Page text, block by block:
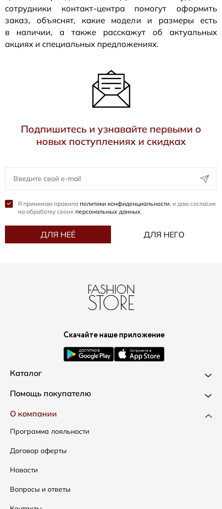
сотрудники контакт-центра помогут оформить
заказ, объяснят, какие модели и размеры есть
в наличии, а также расскажут об актуальных
акциях и специальных предложениях.
Подпишитесь и узнавайте первыми о
новых поступлениях и скидках
Я принимаю правила политики конфиденциальности, и даю согласие
на обработку своих персональных данных.
ДЛЯ НЕЁ ДЛЯ НЕГО
Скачайте наше приложение
Каталог
Новинки
Одежда
Сумки
Аксессуары
Скидки
Помощь покупателю
Доставка и оплата
Как оформить заказ
Условия возвратов
Таблица размеров
Уход за одеждой
О компании
Программа лояльности
Договор оферты
Новости
Вопросы и ответы